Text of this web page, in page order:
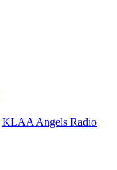
KLAA Angels Radio